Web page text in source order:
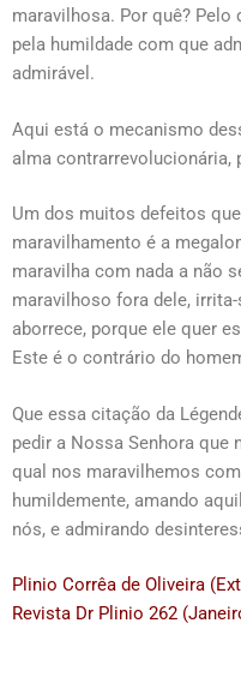
maravilhosa. Por quê?
pela humildade com que
admirável.
Aqui está o mecanismo
alma
Um dos muitos defeitos
maravilhamento é a
maravilha com nada a não
maravilhoso fora dele,
aborrece, porque ele quer
Este é o contrário do
Que essa citação da
pedir a Nossa Senhora que
qual nos maravilhemos
humildemente, amando
nós, e admirando
Plinio Corrêa de Oliveira
Revista Dr Plinio 262